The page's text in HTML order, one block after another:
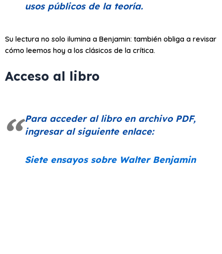
usos públicos de la teoría.
Su lectura no solo ilumina a Benjamin: también obliga a revisar
cómo leemos hoy a los clásicos de la crítica.
Acceso al libro
Para acceder al libro en archivo PDF,
ingresar al siguiente enlace:
Siete ensayos sobre Walter Benjamin